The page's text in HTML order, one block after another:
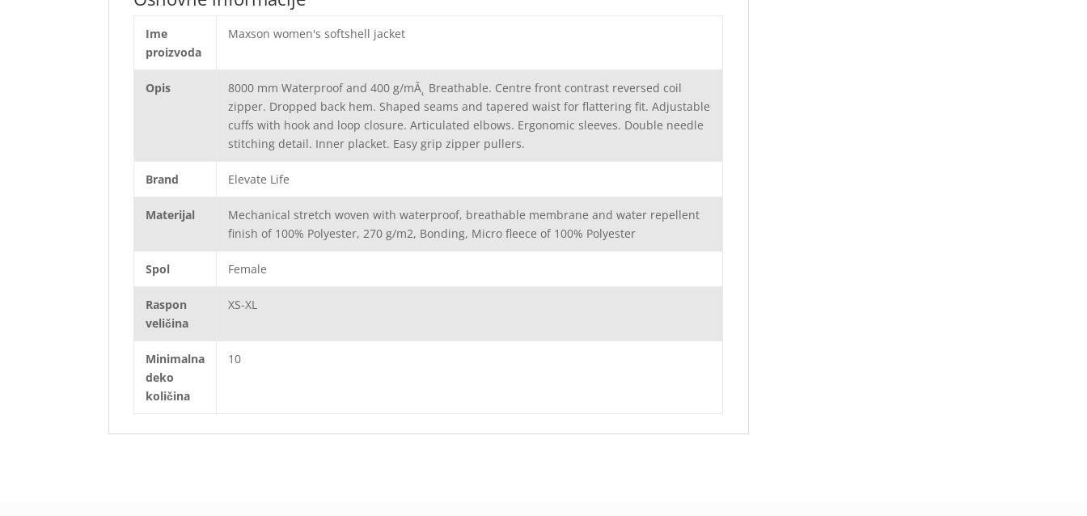
Ime
proizvoda
Maxson women's softshell jacket
Opis
8000 mm Waterproof and 400 g/mÂ˛ Breathable. Centre front contrast reversed coil
zipper. Dropped back hem. Shaped seams and tapered waist for flattering fit. Adjustable
cuffs with hook and loop closure. Articulated elbows. Ergonomic sleeves. Double needle
stitching detail. Inner placket. Easy grip zipper pullers.
Brand Elevate Life
Materijal
Mechanical stretch woven with waterproof, breathable membrane and water repellent
finish of 100% Polyester, 270 g/m2, Bonding, Micro fleece of 100% Polyester
Spol Female
Raspon
veličina
XS-XL
Minimalna
deko
količina
10